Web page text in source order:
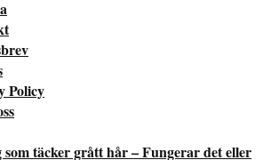
Policy
som täcker grått hår – Fungerar det eller